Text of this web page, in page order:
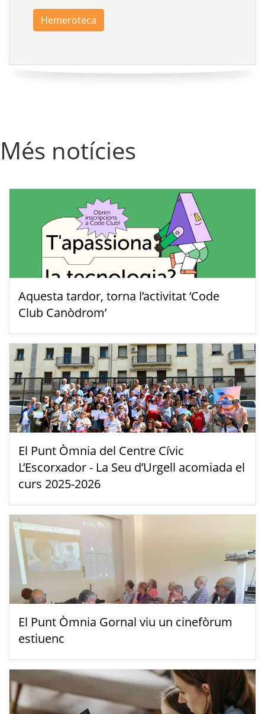
Hemeroteca
Més notícies
Aquesta tardor, torna l’activitat ‘Code
Club Canòdrom’
El Punt Òmnia del Centre Cívic
L’Escorxador - La Seu d’Urgell acomiada el
curs 2025-2026
El Punt Òmnia Gornal viu un cinefòrum
estiuenc